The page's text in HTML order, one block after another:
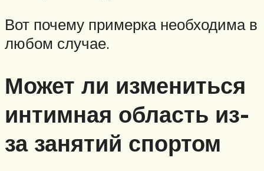
Вот почему примерка необходима в
любом случае.
Может ли измениться
интимная область из-
за занятий спортом